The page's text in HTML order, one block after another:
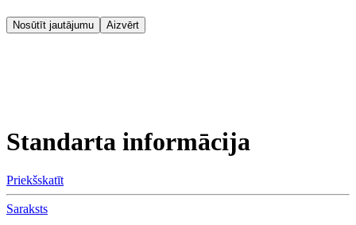
Nosūtīt jautājumu Aizvērt
Standarta informācija
Priekšskatīt
Saraksts